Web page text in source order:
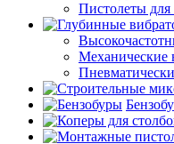
Пистолеты для
Механические